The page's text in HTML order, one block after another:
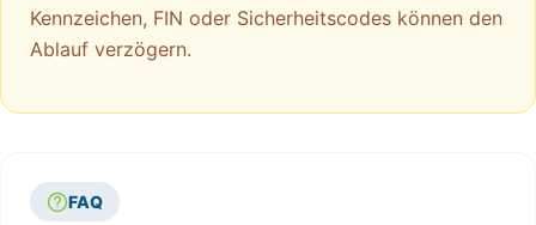
Kennzeichen, FIN oder Sicherheitscodes können den
Ablauf verzögern.
FAQ